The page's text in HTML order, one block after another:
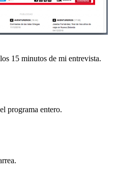
15 minutos de mi entrevista.
programa entero.